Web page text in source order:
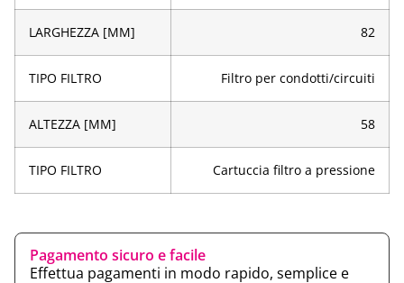
LARGHEZZA [MM] 82
TIPO FILTRO Filtro per condotti/circuiti
ALTEZZA [MM] 58
TIPO FILTRO Cartuccia filtro a pressione
Pagamento sicuro e facile
Effettua pagamenti in modo rapido, semplice e